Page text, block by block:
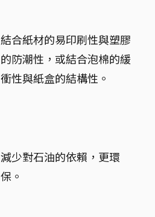
結合紙材的易印刷性與塑膠
的防潮性，或結合泡棉的緩
衝性與紙盒的結構性。
減少對石油的依賴，更環
保。